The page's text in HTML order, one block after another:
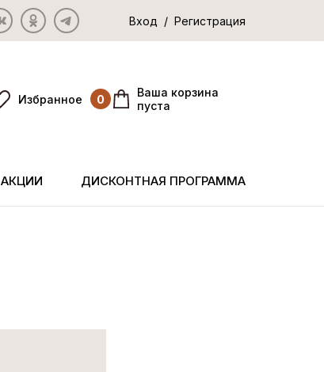
Вход / Регистрация
Избранное 0
Ваша корзина
пуста
АКЦИИ ДИСКОНТНАЯ ПРОГРАММА